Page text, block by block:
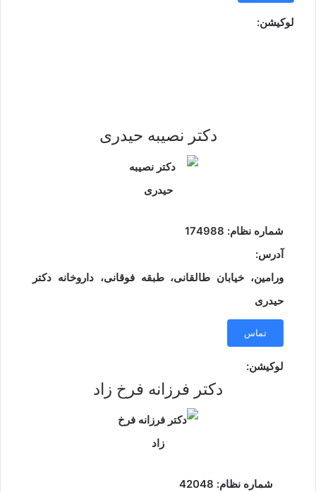
لوکیشن:
دکتر نصیبه حیدری
شماره نظام: 174988
آدرس:
ورامین، خیابان طالقانی، طبقه فوقانی، داروخانه دکتر
حیدری
تماس
لوکیشن:
دکتر فرزانه فرخ زاد
شماره نظام: 42048